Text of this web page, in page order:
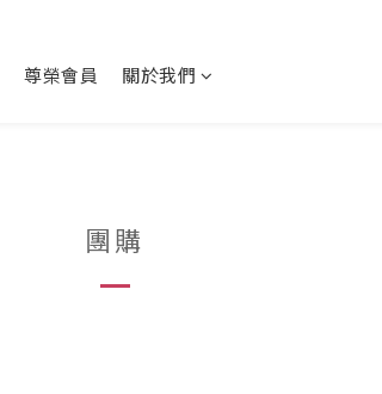
尊榮會員 關於我們
團購